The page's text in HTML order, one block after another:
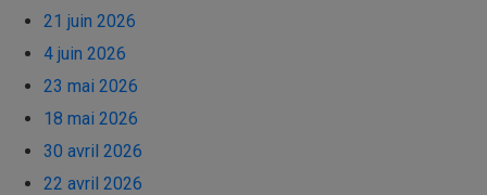
21 juin 2026
4 juin 2026
23 mai 2026
18 mai 2026
30 avril 2026
22 avril 2026